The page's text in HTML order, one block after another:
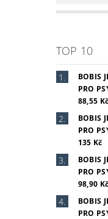
TOP 10
BOBIS
PRO
88,55 Kč
BOBIS
PRO
135 Kč
BOBIS
PRO
98,90 Kč
BOBIS
PRO